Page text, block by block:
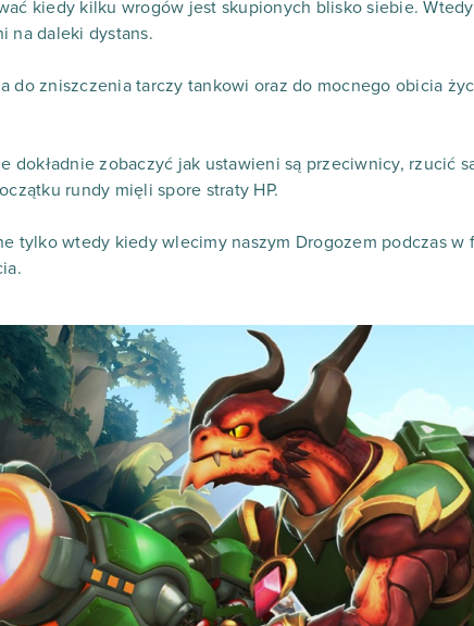
kiedy kilku wrogów jest skupionych blisko siebie.
na daleki dystans.
do zniszczenia tarczy tankowi oraz do mocnego obicia
dokładnie zobaczyć jak ustawieni są przeciwnicy, rzucić
rundy mięli spore straty HP.
tylko wtedy kiedy wlecimy naszym Drogozem podczas w